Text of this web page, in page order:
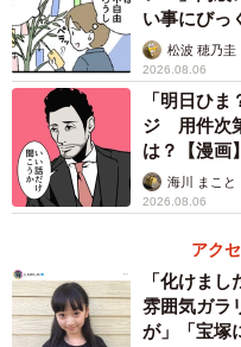
普段からいい人の社員子さんが
した（提供：あさのゆきこさん）
飲み会の日、Ａさんが誘
い事にびっ
松波 穂乃圭
2026.08.06
「明日ひ
ジ 用件次
は？【漫画】
海川 まこと
2026.08.06
アク
「化けま
雰囲気ガラ
が」「宝塚